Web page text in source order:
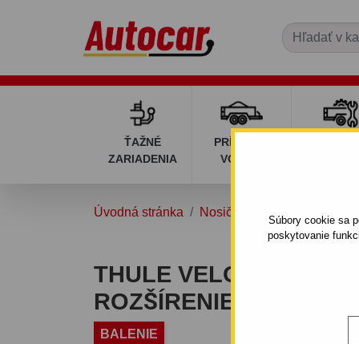
Súbory cookie sa
poskytovanie
ŤAŽNÉ
ZARIADENIA
PRÍVESNÉ
VOZÍKY
Úvodná stránka Nosiče na bicykle
THULE
ROZŠÍRENIE NA 4.
BALENIE